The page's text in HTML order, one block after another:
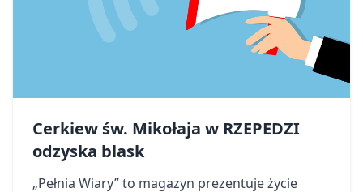
Cerkiew św. Mikołaja w RZEPEDZI
odzyska blask
„Pełnia Wiary” to magazyn prezentuje życie